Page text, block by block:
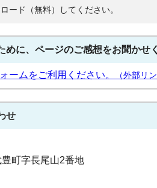
ード（無料）してください。
に、ページのご感想をお聞かせ
ームをご利用ください。 （外部リン
せ
町字長尾山2番地